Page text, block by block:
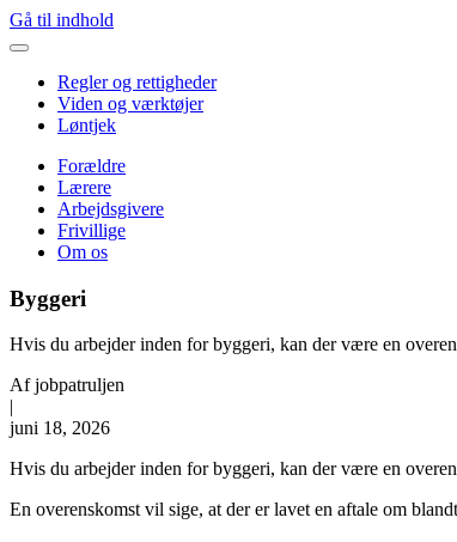
Gå til indhold
Regler og rettigheder
Viden og værktøjer
Løntjek
Forældre
Lærere
Arbejdsgivere
Frivillige
Om os
Byggeri
Hvis du arbejder inden for byggeri, kan der være en
Af jobpatruljen
|
juni 18, 2026
Hvis du arbejder inden for byggeri, kan der være en
En overenskomst vil sige, at der er lavet en aftale om